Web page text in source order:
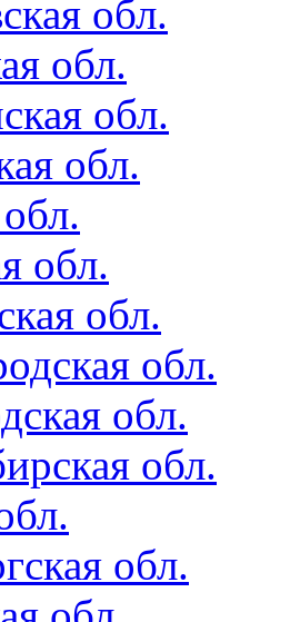
обл.
обл.
обл.
обл.
обл.
обл.
обл.
обл.
обл.
обл.